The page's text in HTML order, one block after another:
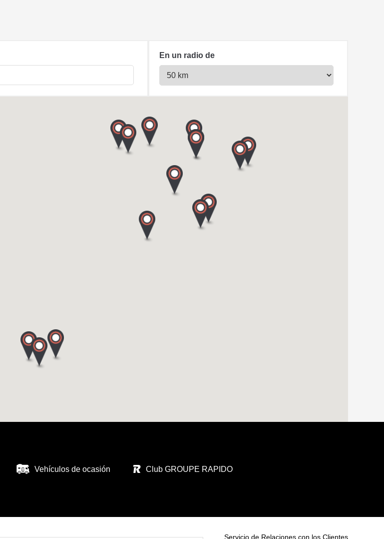
En un radio de
Vehículos de ocasión Club GROUPE RAPIDO
Servicio de Relaciones con los Clientes